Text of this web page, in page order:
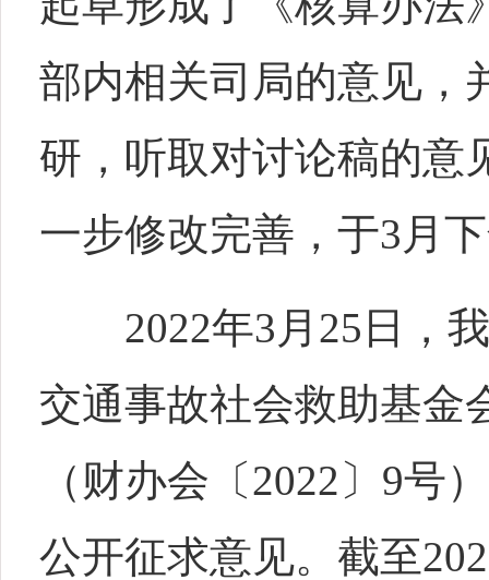
部内相关司局的意见，
研，听取对讨论稿的意
一步修改完善，于3月
2022年3月25日，我
交通事故社会救助基金
（财办会〔2022〕9号
公开征求意见。截至